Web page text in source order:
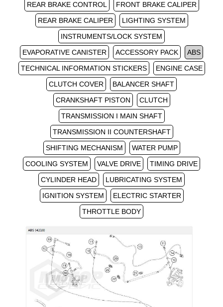
REAR BRAKE CONTROL
FRONT BRAKE CALIPER
REAR BRAKE CALIPER
LIGHTING SYSTEM
INSTRUMENTS/LOCK SYSTEM
EVAPORATIVE CANISTER
ACCESSORY PACK
ABS
TECHNICAL INFORMATION STICKERS
ENGINE CASE
CLUTCH COVER
BALANCER SHAFT
CRANKSHAFT PISTON
CLUTCH
TRANSMISSION I MAIN SHAFT
TRANSMISSION II COUNTERSHAFT
SHIFTING MECHANISM
WATER PUMP
COOLING SYSTEM
VALVE DRIVE
TIMING DRIVE
CYLINDER HEAD
LUBRICATING SYSTEM
IGNITION SYSTEM
ELECTRIC STARTER
THROTTLE BODY